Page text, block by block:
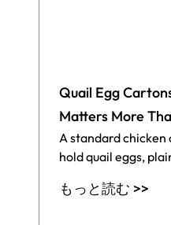
Quail Egg
Matters More
A standard chicken
hold quail eggs,
もっと読む >>